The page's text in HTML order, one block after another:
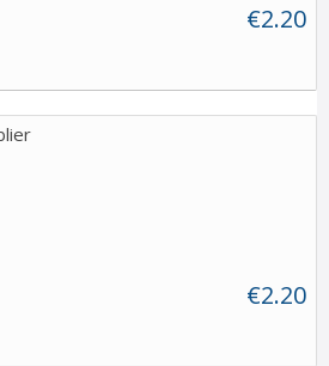
€2.20
€2.20